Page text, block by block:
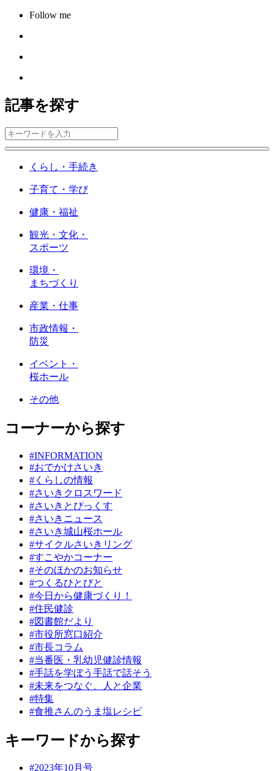
Follow me
記事を探す
くらし・手続き
子育て・学び
健康・福祉
観光・文化・
スポーツ
環境・
まちづくり
産業・仕事
市政情報・
防災
イベント・
桜ホール
その他
コーナーから探す
#INFORMATION
#おでかけさいき
#くらしの情報
#さいきクロスワード
#さいきとぴっくす
#さいきニュース
#さいき城山桜ホール
#サイクルさいきリング
#すこやかコーナー
#そのほかのお知らせ
#つくるひとびと
#今日から健康づくり！
#住民健診
#図書館だより
#市役所窓口紹介
#市長コラム
#当番医・乳幼児健診情報
#手話を学ぼう手話で話そう
#未来をつなぐ、人と企業
#特集
#食推さんのうま塩レシピ
キーワードから探す
#2023年10月号